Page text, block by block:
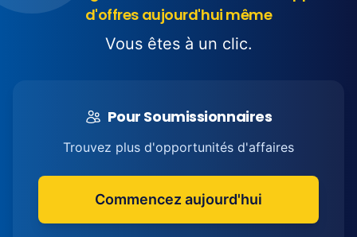
d'offres aujourd'hui même
Vous êtes à un clic.
Pour Soumissionnaires
Trouvez plus d'opportunités d'affaires
Commencez aujourd'hui